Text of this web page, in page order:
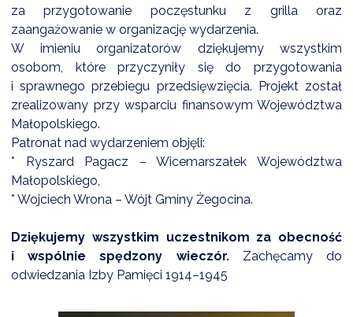
za przygotowanie poczęstunku z grilla oraz
zaangażowanie w organizację wydarzenia.
W imieniu organizatorów dziękujemy wszystkim
osobom, które przyczyniły się do przygotowania
i sprawnego przebiegu przedsięwzięcia. Projekt został
zrealizowany przy wsparciu finansowym Województwa
Małopolskiego.
Patronat nad wydarzeniem objęli:
* Ryszard Pagacz – Wicemarszałek Województwa
Małopolskiego,
* Wojciech Wrona – Wójt Gminy Żegocina.
Dziękujemy wszystkim uczestnikom za obecność
i wspólnie spędzony wieczór.Zachęcamy do
odwiedzania Izby Pamięci 1914–1945